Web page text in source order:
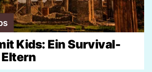
Kids: Ein Survival-